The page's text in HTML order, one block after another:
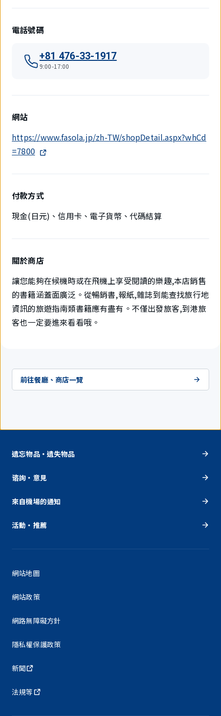
電話號碼
+81 476-33-1917
9:00-17:00
網站
https://www.fasola.jp/zh-TW/shopDetail.aspx?whCd
=7800
付款方式
現金(日元)、信用卡、電子貨幣、代碼結算
關於商店
讓您能夠在候機時或在飛機上享受閱讀的樂趣,本店銷售
的書籍涵蓋面廣泛。從暢銷書,報紙,雜誌到能查找旅行地
資訊的旅遊指南類書籍應有盡有。不僅出發旅客,到港旅
客也一定要進來看看哦。
前往餐廳、商店一覽
遺忘物品・遺失物品
谘詢・意見
來自機場的通知
活動・推薦
網站地圖
網站政策
網路無障礙方針
隱私權保護政策
新聞
法規等